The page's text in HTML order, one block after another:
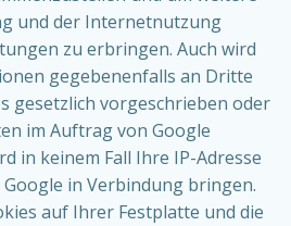
und der Internetnutzung
zu erbringen. Auch wird
gegebenenfalls an Dritte
gesetzlich vorgeschrieben oder
im Auftrag von Google
in keinem Fall Ihre IP-Adresse
in Verbindung bringen.
auf Ihrer Festplatte und die